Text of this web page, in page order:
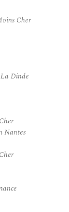
Cher
Dinde
Nantes